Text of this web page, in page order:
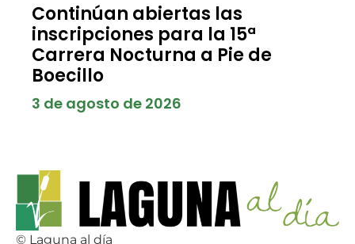
Continúan abiertas las
inscripciones para la 15ª
Carrera Nocturna a Pie de
Boecillo
3 de agosto de 2026
© Laguna al día